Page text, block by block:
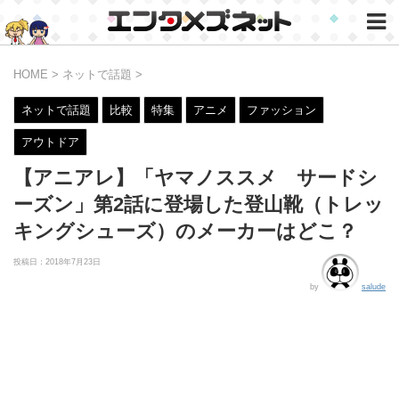
HOME > ネットで話題 >
ネットで話題 比較 特集 アニメ ファッション
アウトドア
【アニアレ】「ヤマノススメ サードシ
ーズン」第2話に登場した登山靴（トレッ
キングシューズ）のメーカーはどこ？
投稿日： 2018年7月23日
by salude